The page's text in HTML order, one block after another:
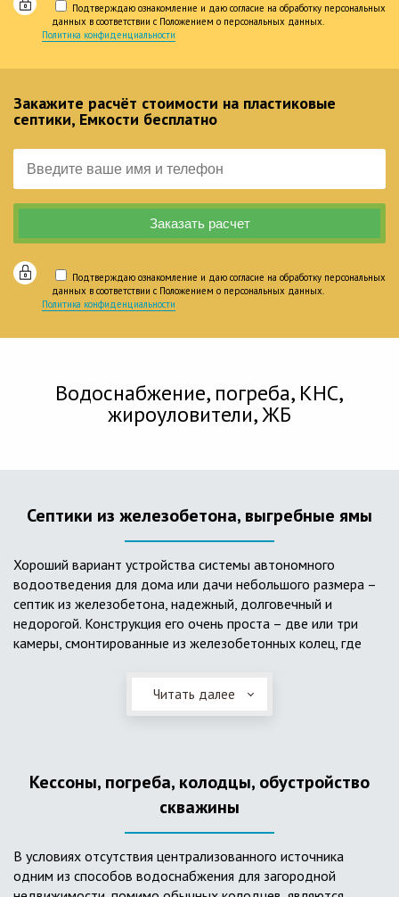
Подтверждаю ознакомление и даю согласие на обработку персональных
данных в соответствии с Положением о персональных данных.
Политика конфиденциальности
Закажите расчёт стоимости на пластиковые
септики, Емкости бесплатно
Подтверждаю ознакомление и даю согласие на обработку персональных
данных в соответствии с Положением о персональных данных.
Политика конфиденциальности
Водоснабжение, погреба, КНС,
жироуловители, ЖБ
Септики из железобетона, выгребные ямы
Хороший вариант устройства системы автономного
водоотведения для дома или дачи небольшого размера –
септик из железобетона, надежный, долговечный и
недорогой. Конструкция его очень проста – две или три
камеры, смонтированные из железобетонных колец, где
слой дренажа, устроенный из щебня и песка. Для септика
требуется только очищение через определенное время
большую прочность по сравнению с пластиковыми
Читать далее
Кессоны, погреба, колодцы, обустройство
скважины
В условиях отсутствия централизованного источника
одним из способов водоснабжения для загородной